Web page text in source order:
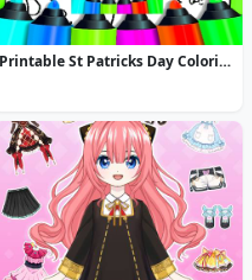
Printable St Patricks Day Coloring Pages